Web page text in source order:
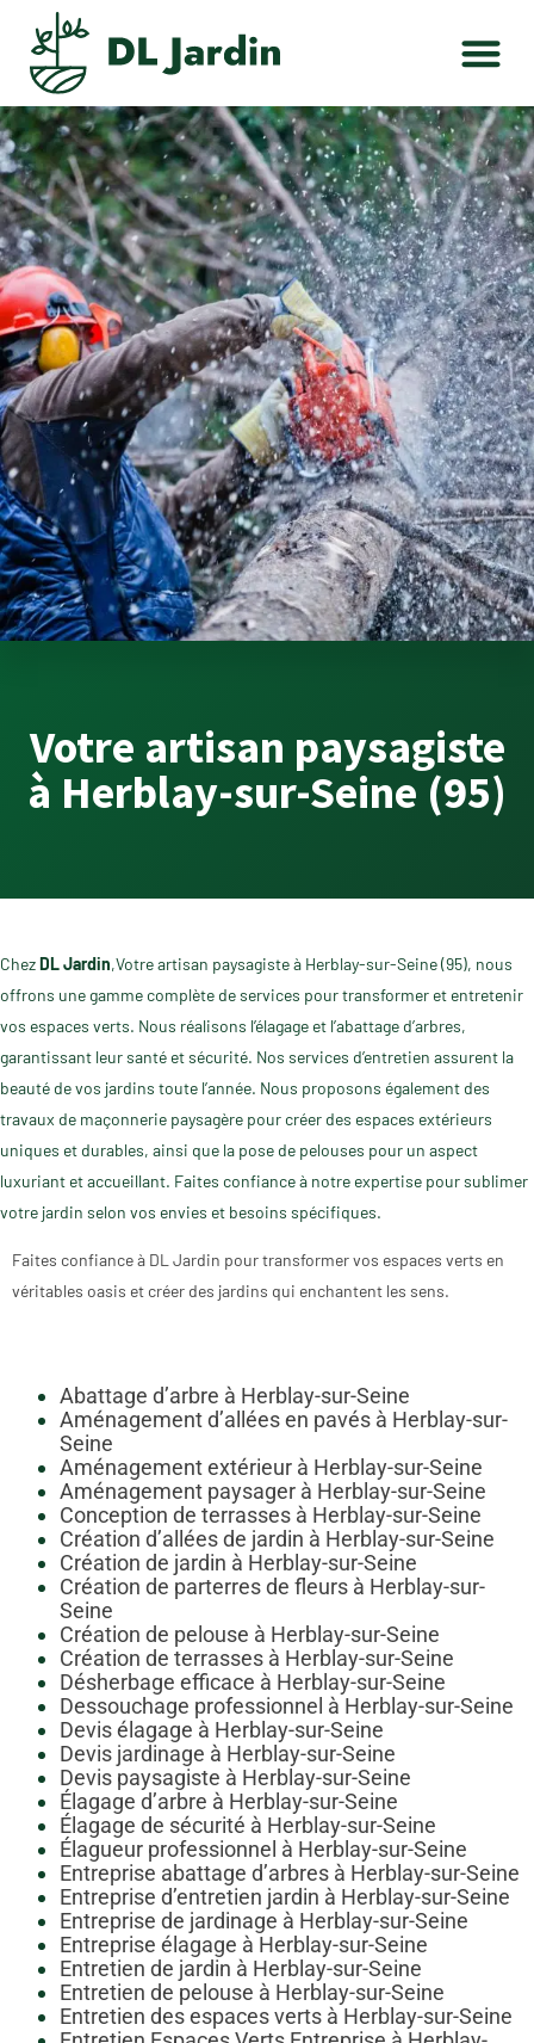
Votre artisan paysagiste
à Herblay-sur-Seine (95)
ChezDL Jardin,Votre artisan paysagiste à Herblay-sur-Seine (95), nous
offrons une gamme complète de services pour transformer et entretenir
vos espaces verts. Nous réalisons l’élagage et l’abattage d’arbres,
garantissant leur santé et sécurité. Nos services d’entretien assurent la
beauté de vos jardins toute l’année. Nous proposons également des
travaux de maçonnerie paysagère pour créer des espaces extérieurs
uniques et durables, ainsi que la pose de pelouses pour un aspect
luxuriant et accueillant. Faites confiance à notre expertise pour sublimer
votre jardin selon vos envies et besoins spécifiques.
Faites confiance à DL Jardin pour transformer vos espaces verts en
véritables oasis et créer des jardins qui enchantent les sens.
Abattage d’arbre à Herblay-sur-Seine
Aménagement d’allées en pavés à Herblay-sur-
Seine
Aménagement extérieur à Herblay-sur-Seine
Aménagement paysager à Herblay-sur-Seine
Conception de terrasses à Herblay-sur-Seine
Création d’allées de jardin à Herblay-sur-Seine
Création de jardin à Herblay-sur-Seine
Création de parterres de fleurs à Herblay-sur-
Seine
Création de pelouse à Herblay-sur-Seine
Création de terrasses à Herblay-sur-Seine
Désherbage efficace à Herblay-sur-Seine
Dessouchage professionnel à Herblay-sur-Seine
Devis élagage à Herblay-sur-Seine
Devis jardinage à Herblay-sur-Seine
Devis paysagiste à Herblay-sur-Seine
Élagage d’arbre à Herblay-sur-Seine
Élagage de sécurité à Herblay-sur-Seine
Élagueur professionnel à Herblay-sur-Seine
Entreprise abattage d’arbres à Herblay-sur-Seine
Entreprise d’entretien jardin à Herblay-sur-Seine
Entreprise de jardinage à Herblay-sur-Seine
Entreprise élagage à Herblay-sur-Seine
Entretien de jardin à Herblay-sur-Seine
Entretien de pelouse à Herblay-sur-Seine
Entretien des espaces verts à Herblay-sur-Seine